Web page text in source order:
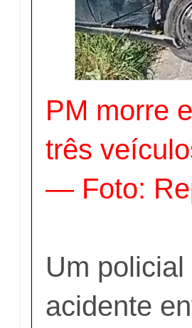
PM morre
três
— Foto:
Um
acidente